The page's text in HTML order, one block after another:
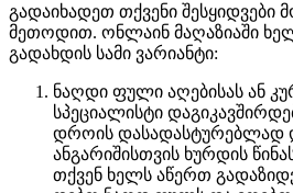
გადაიხადეთ თქვენი შესყიდვები
მეთოდით. ​​ონლაინ მაღაზიაში
გადახდის სამი ვარიანტი:
ნაღდი ფული აღებისას ან
სპეციალისტი
დროის დასადასტურებლად
ანგარიშისთვის ხურდის
თქვენ ხელს აწერთ